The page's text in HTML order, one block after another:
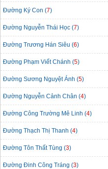
Đường Ký Con (7)
Đường Nguyễn Thái Học (7)
Đường Trương Hán Siêu (6)
Đường Phạm Viết Chánh (5)
Đường Sương Nguyệt Ánh (5)
Đường Nguyễn Cảnh Chân (4)
Đường Công Trường Mê Linh (4)
Đường Thạch Thị Thanh (4)
Đường Tôn Thất Tùng (3)
Đường Đinh Công Tráng (3)